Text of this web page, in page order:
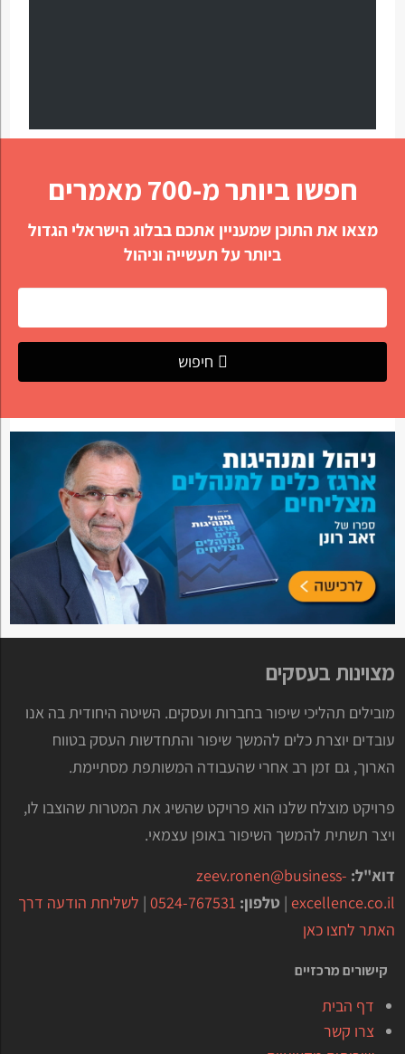
חפשו ביותר מ-700 מאמרים
מצאו את התוכן שמעניין אתכם בבלוג הישראלי הגדול
ביותר על תעשייה וניהול
חיפוש
מצוינות בעסקים
מובילים תהליכי שיפור בחברות ועסקים. השיטה היחודית בה אנו
עובדים יוצרת כלים להמשך שיפור והתחדשות העסק בטווח
הארוך, גם זמן רב אחרי שהעבודה המשותפת מסתיימת.
פרויקט מוצלח שלנו הוא פרויקט שהשיג את המטרות שהוצבו לו,
ויצר תשתית להמשך השיפור באופן עצמאי.
דוא"ל: zeev.ronen@business-
excellence.co.il
| טלפון: 0524-767531
| לשליחת הודעה דרך
האתר לחצו כאן
קישורים מרכזיים
דף הבית
צרו קשר